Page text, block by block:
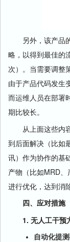
另外，该产品的
略，以得到最佳的
次）。当需要调整
由于产品代码发生
而运维人员在部署
期比较长。
从上面这些内容
到后面解决（比如
讯）作为协作的基
产物（比如MRD
进行优化，达到消
四、应对措施
1. 无人工干预
自动化提测